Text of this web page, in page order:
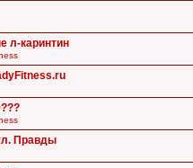
л-каринтин
Правды